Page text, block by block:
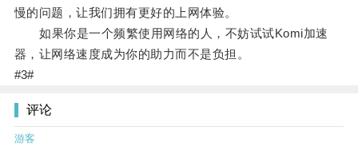
慢的问题，让我们拥有更好的上网体验。
如果你是一个频繁使用网络的人，不妨试试Komi加速
器，让网络速度成为你的助力而不是负担。
#3#
评论
游客